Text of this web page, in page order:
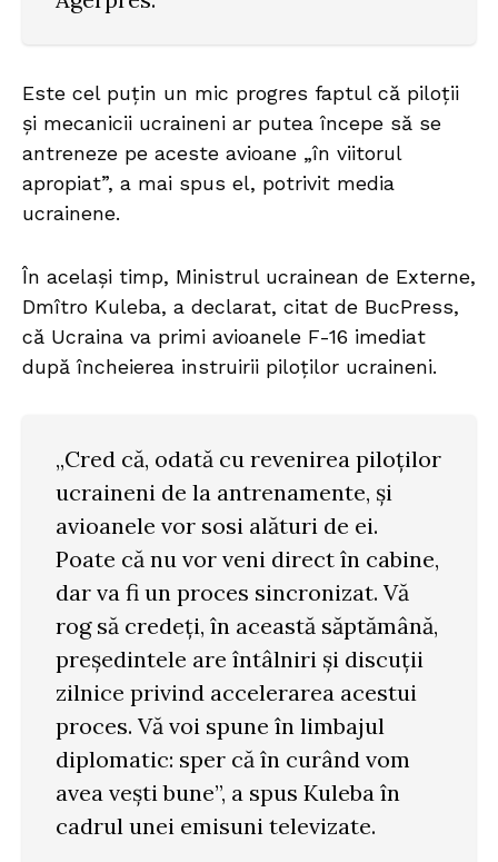
Este cel puţin un mic progres faptul că piloţii
şi mecanicii ucraineni ar putea începe să se
antreneze pe aceste avioane „în viitorul
apropiat”, a mai spus el, potrivit media
ucrainene.
În același timp, Ministrul ucrainean de Externe,
Dmîtro Kuleba, a declarat, citat de BucPress,
că Ucraina va primi avioanele F-16 imediat
după încheierea instruirii piloților ucraineni.
„Cred că, odată cu revenirea piloților
ucraineni de la antrenamente, și
avioanele vor sosi alături de ei.
Poate că nu vor veni direct în cabine,
dar va fi un proces sincronizat. Vă
rog să credeți, în această săptămână,
președintele are întâlniri și discuții
zilnice privind accelerarea acestui
proces. Vă voi spune în limbajul
diplomatic: sper că în curând vom
avea vești bune”, a spus Kuleba în
cadrul unei emisuni televizate.